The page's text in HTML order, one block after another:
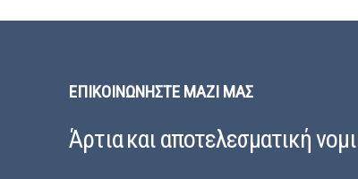
ΕΠΙΚΟΙΝΩΝΉΣΤΕ ΜΑΖΊ ΜΑΣ
Άρτια και αποτελεσματική